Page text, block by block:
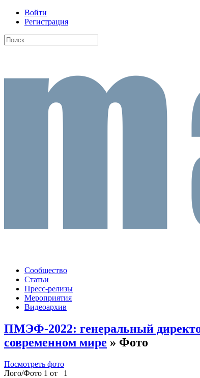
Войти
Регистрация
Сообщество
Статьи
Пресс-релизы
Мероприятия
Видеоархив
ПМЭФ-2022: генеральный
современном мире » Фото
Посмотреть фото
Лого/Фото 1 от 1